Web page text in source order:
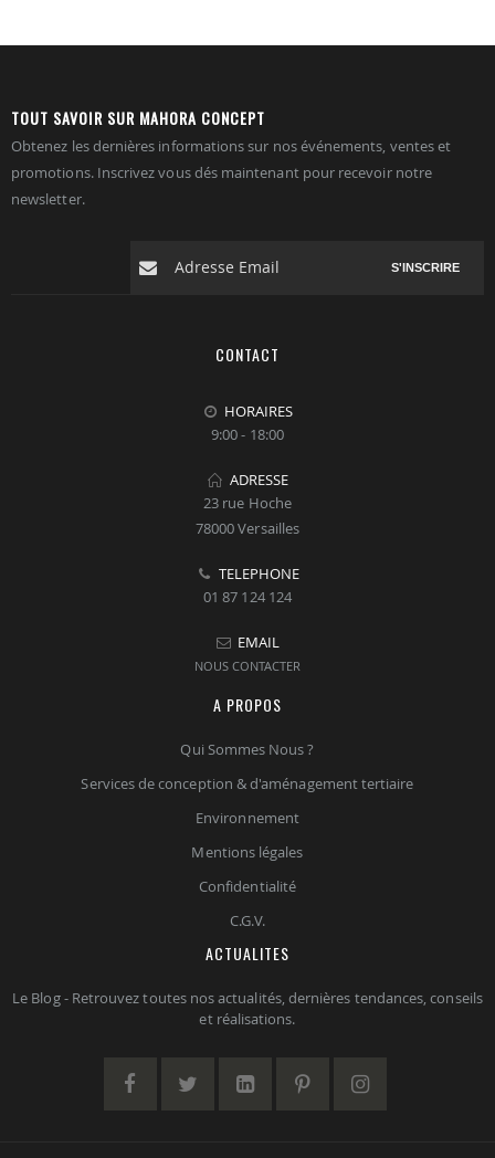
TOUT SAVOIR SUR MAHORA CONCEPT
Obtenez les dernières informations sur nos événements, ventes et
promotions. Inscrivez vous dés maintenant pour recevoir notre
newsletter.
S'INSCRIRE
CONTACT
HORAIRES
9:00 - 18:00
ADRESSE
23 rue Hoche
78000 Versailles
TELEPHONE
01 87 124 124
EMAIL
NOUS CONTACTER
A PROPOS
Qui Sommes Nous ?
Services de conception & d'aménagement tertiaire
Environnement
Mentions légales
Confidentialité
C.G.V.
ACTUALITES
Le Blog - Retrouvez toutes nos actualités, dernières tendances, conseils
et réalisations.